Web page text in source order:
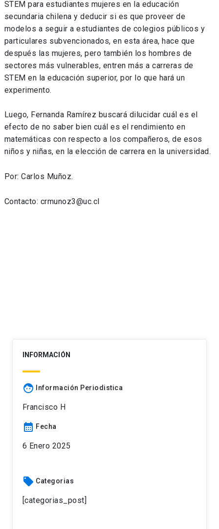
STEM para estudiantes mujeres en la educación
secundaria chilena y deducir si es que proveer de
modelos a seguir a estudiantes de colegios públicos y
particulares subvencionados, en esta área, hace que
después las mujeres, pero también los hombres de
sectores más vulnerables, entren más a carreras de
STEM en la educación superior, por lo que hará un
experimento.
Luego, Fernanda Ramírez buscará dilucidar cuál es el
efecto de no saber bien cuál es el rendimiento en
matemáticas con respecto a los compañeros, de esos
niños y niñas, en la elección de carrera en la universidad.
Por: Carlos Muñoz.
Contacto: crmunoz3@uc.cl
INFORMACIÓN
face Información Periodistica
Francisco H
calendar_month Fecha
6 Enero 2025
local_offer Categorias
[categorias_post]